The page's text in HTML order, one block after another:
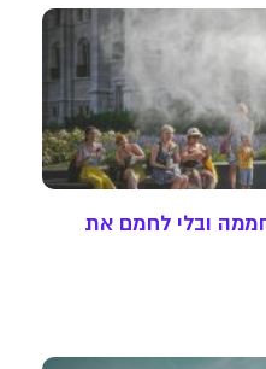
ובלי לחמם את